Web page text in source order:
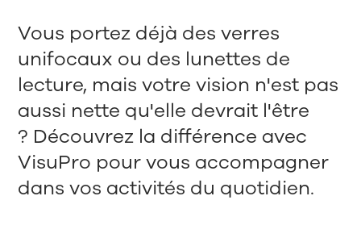
Vous portez déjà des verres
unifocaux ou des lunettes de
lecture, mais votre vision n'est pas
aussi nette qu'elle devrait l'être
? Découvrez la différence avec
VisuPro pour vous accompagner
dans vos activités du quotidien.